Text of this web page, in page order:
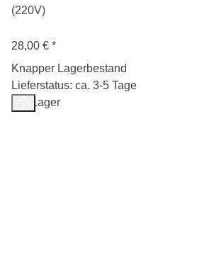
(220V)
28,00 € *
Knapper Lagerbestand
Lieferstatus: ca. 3-5 Tage
Auf Lager